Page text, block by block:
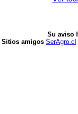
Su aviso
Sitios amigos SerAgro.cl